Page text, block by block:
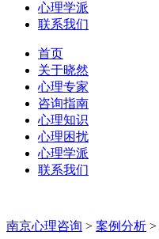
心理学派
联系我们
首页
关于晓然
心理专家
咨询指南
心理知识
心理困扰
心理学派
联系我们
南京心理咨询 > 案例分析 >